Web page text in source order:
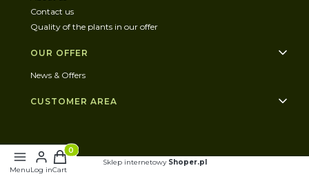
Contact us
Quality of the plants in our offer
OUR OFFER
News & Offers
CUSTOMER AREA
Sklep internetowy Shoper.pl
MenuLog in
Products in the cart: 0. See details
Cart